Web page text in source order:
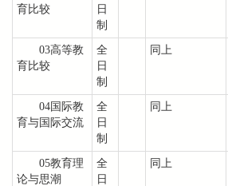
育比较
日
制
03高等教
育比较
全
日
制
同上
04国际教
育与国际交流
全
日
制
同上
05教育理
论与思潮
全
日
同上